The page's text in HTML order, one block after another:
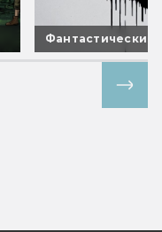
Фантастические